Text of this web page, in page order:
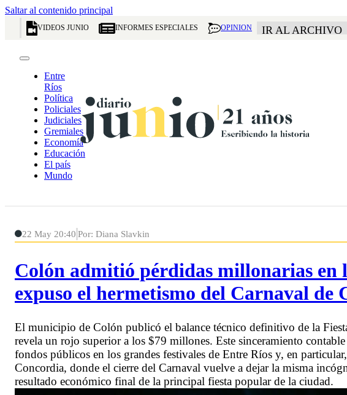
Saltar al contenido principal
VIDEOS JUNIO INFORMES ESPECIALES OPINION IR AL ARCHIVO
Entre
Ríos
Política
Policiales
Judiciales
Gremiales
Economía
Educación
El país
Mundo
22 May 20:40 Por: Diana Slavkin
Colón admitió pérdidas millonarias en
expuso el hermetismo del Carnaval de
El municipio de Colón publicó el balance técnico definitivo de la
revela un rojo superior a los $79 millones. Este sinceramiento
fondos públicos en los grandes festivales de Entre Ríos y, en
Concordia, donde el cierre del Carnaval vuelve a dejar la misma
resultado económico final de la principal fiesta popular de la ciudad.